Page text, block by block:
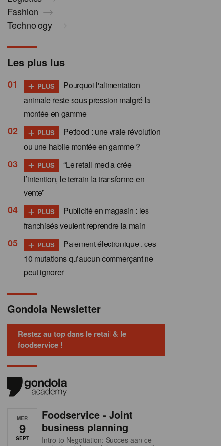
Fashion
Technology
Les plus lus
+ PLUS
Pourquoi l'alimentation
animale reste sous pression malgré la
montée en gamme
+ PLUS
Petfood : une vraie révolution
ou une habile montée en gamme ?
+ PLUS
“Le retail media crée
l’intention, le terrain la transforme en
vente”
+ PLUS
Publicité en magasin : les
franchisés veulent reprendre la main
+ PLUS
Paiement électronique : ces
10 mutations qu’aucun commerçant ne
peut ignorer
Gondola Newsletter
Restez au top dans le retail & le
foodservice !
MER
9
SEPT
Foodservice - Joint
business planning
Intro to Negotiation: Succes aan de